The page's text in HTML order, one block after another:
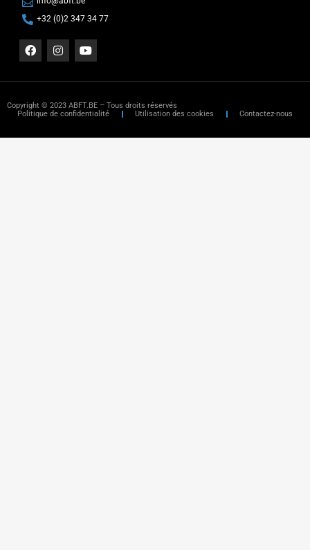
+32 (0)2 347 34 77
Copyright © 2023 ABFT.BE – Tous droits réservés
Politique de confidentialité
Utilisation des cookies Contactez-nous